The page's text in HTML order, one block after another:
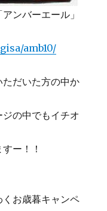
ンバーエール」
amb10/
だいた方の中か
の中でもイチオ
ー！！
お歳暮キャンペ